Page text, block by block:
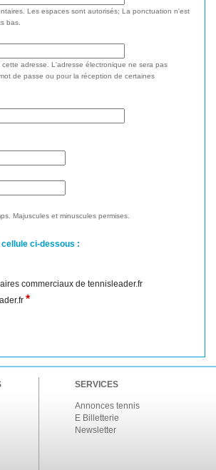
Les espaces sont autorisés; La ponctuation n'est
bas.
adresse. L'adresse électronique ne sera pas
de passe ou pour la réception de certaines
Majuscules et minuscules permises.
ci-dessous :
commerciaux de tennisleader.fr
*
SERVICES
Annonces tennis
E Billetterie
Newsletter